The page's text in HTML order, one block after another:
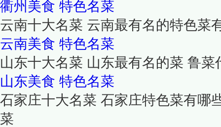
衢州美食 特色名菜
云南十大名菜 云南最有名的特色菜
云南美食 特色名菜
山东十大名菜 山东最有名的菜 鲁菜
山东美食 特色名菜
石家庄十大名菜 石家庄特色菜有哪
菜